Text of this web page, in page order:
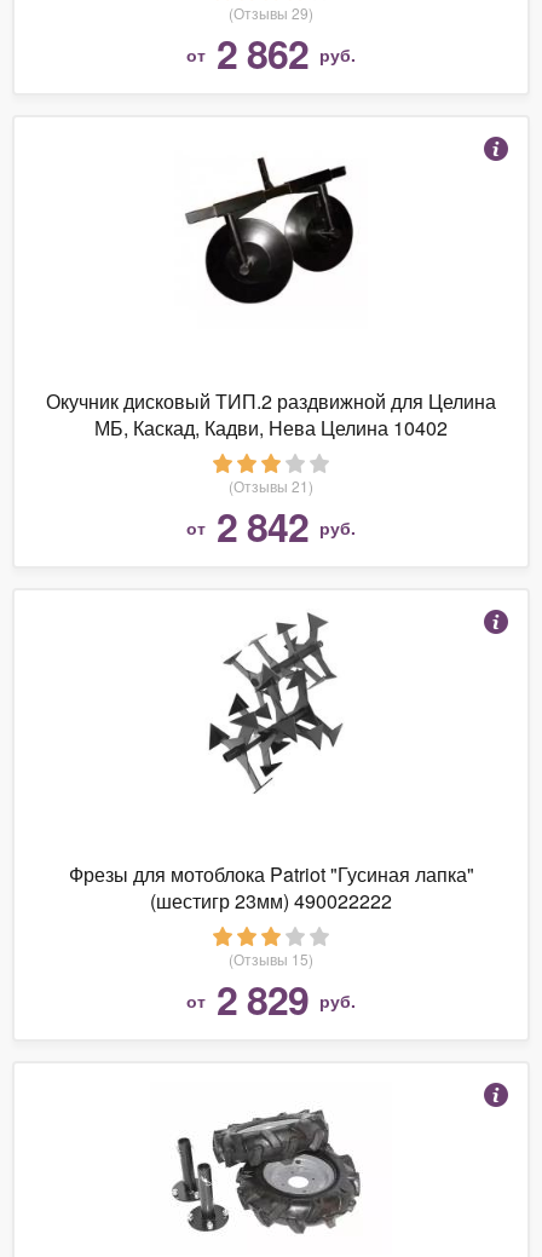
(Отзывы 29)
от 2 862 руб.
Окучник дисковый ТИП.2 раздвижной для Целина
МБ, Каскад, Кадви, Нева Целина 10402
(Отзывы 21)
от 2 842 руб.
Фрезы для мотоблока Patriot "Гусиная лапка"
(шестигр 23мм) 490022222
(Отзывы 15)
от 2 829 руб.